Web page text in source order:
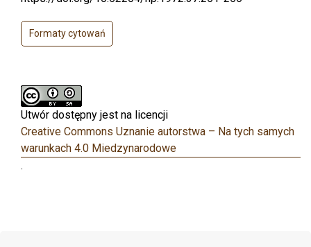
Formaty cytowań
Utwór dostępny jest na licencji
Creative Commons Uznanie autorstwa – Na tych samych
warunkach 4.0 Miedzynarodowe
.